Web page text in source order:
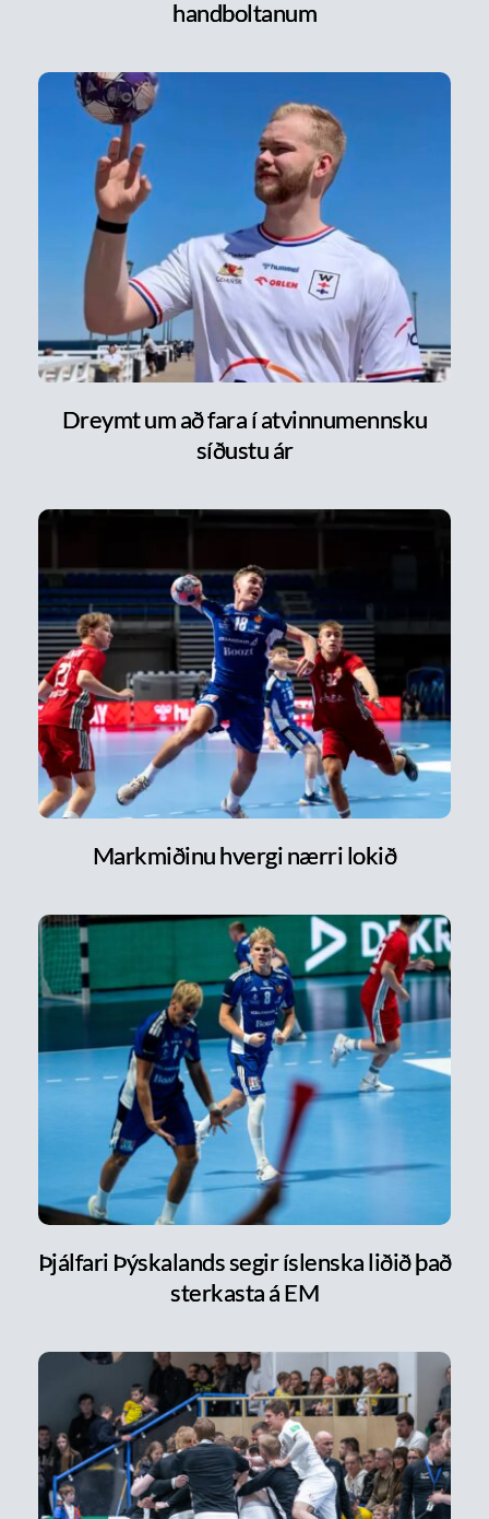
handboltanum
Dreymt um að fara í atvinnumennsku
síðustu ár
Markmiðinu hvergi nærri lokið
Þjálfari Þýskalands segir íslenska liðið það
sterkasta á EM